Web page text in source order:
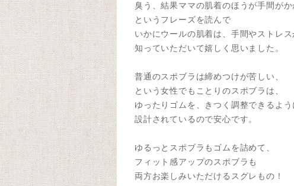
臭う、結果ママの肌着のほうが手間がか
というフレーズを読んで
いかにウールの肌着は、手間やストレ
知っていただいて嬉しく思いました。
普通のスポブラは締めつけが苦しい、
という女性でもことりのスポブラは、
ゆったりゴムを、きつく調整できるよう
設計されているので安心です。
ゆるっとスポブラもゴムを詰めて、
フィット感アップのスポブラも
両方お楽しみいただけるスグレもの！